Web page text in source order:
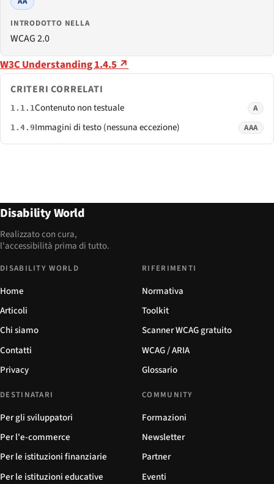
INTRODOTTO NELLA
WCAG 2.0
W3C Understanding 1.4.5 ↗
CRITERI CORRELATI
1.1.1Contenuto non testuale A
1.4.9Immagini di testo (nessuna eccezione) AAA
Disability World
Realizzato con cura,
l'accessibilità prima di tutto.
DISABILITY WORLD
Home
Articoli
Chi siamo
Contatti
Privacy
RIFERIMENTI
Normativa
Toolkit
Scanner WCAG gratuito
WCAG / ARIA
Glossario
DESTINATARI
Per gli sviluppatori
Per l'e-commerce
Per le istituzioni finanziarie
Per le istituzioni educative
COMMUNITY
Formazioni
Newsletter
Partner
Eventi